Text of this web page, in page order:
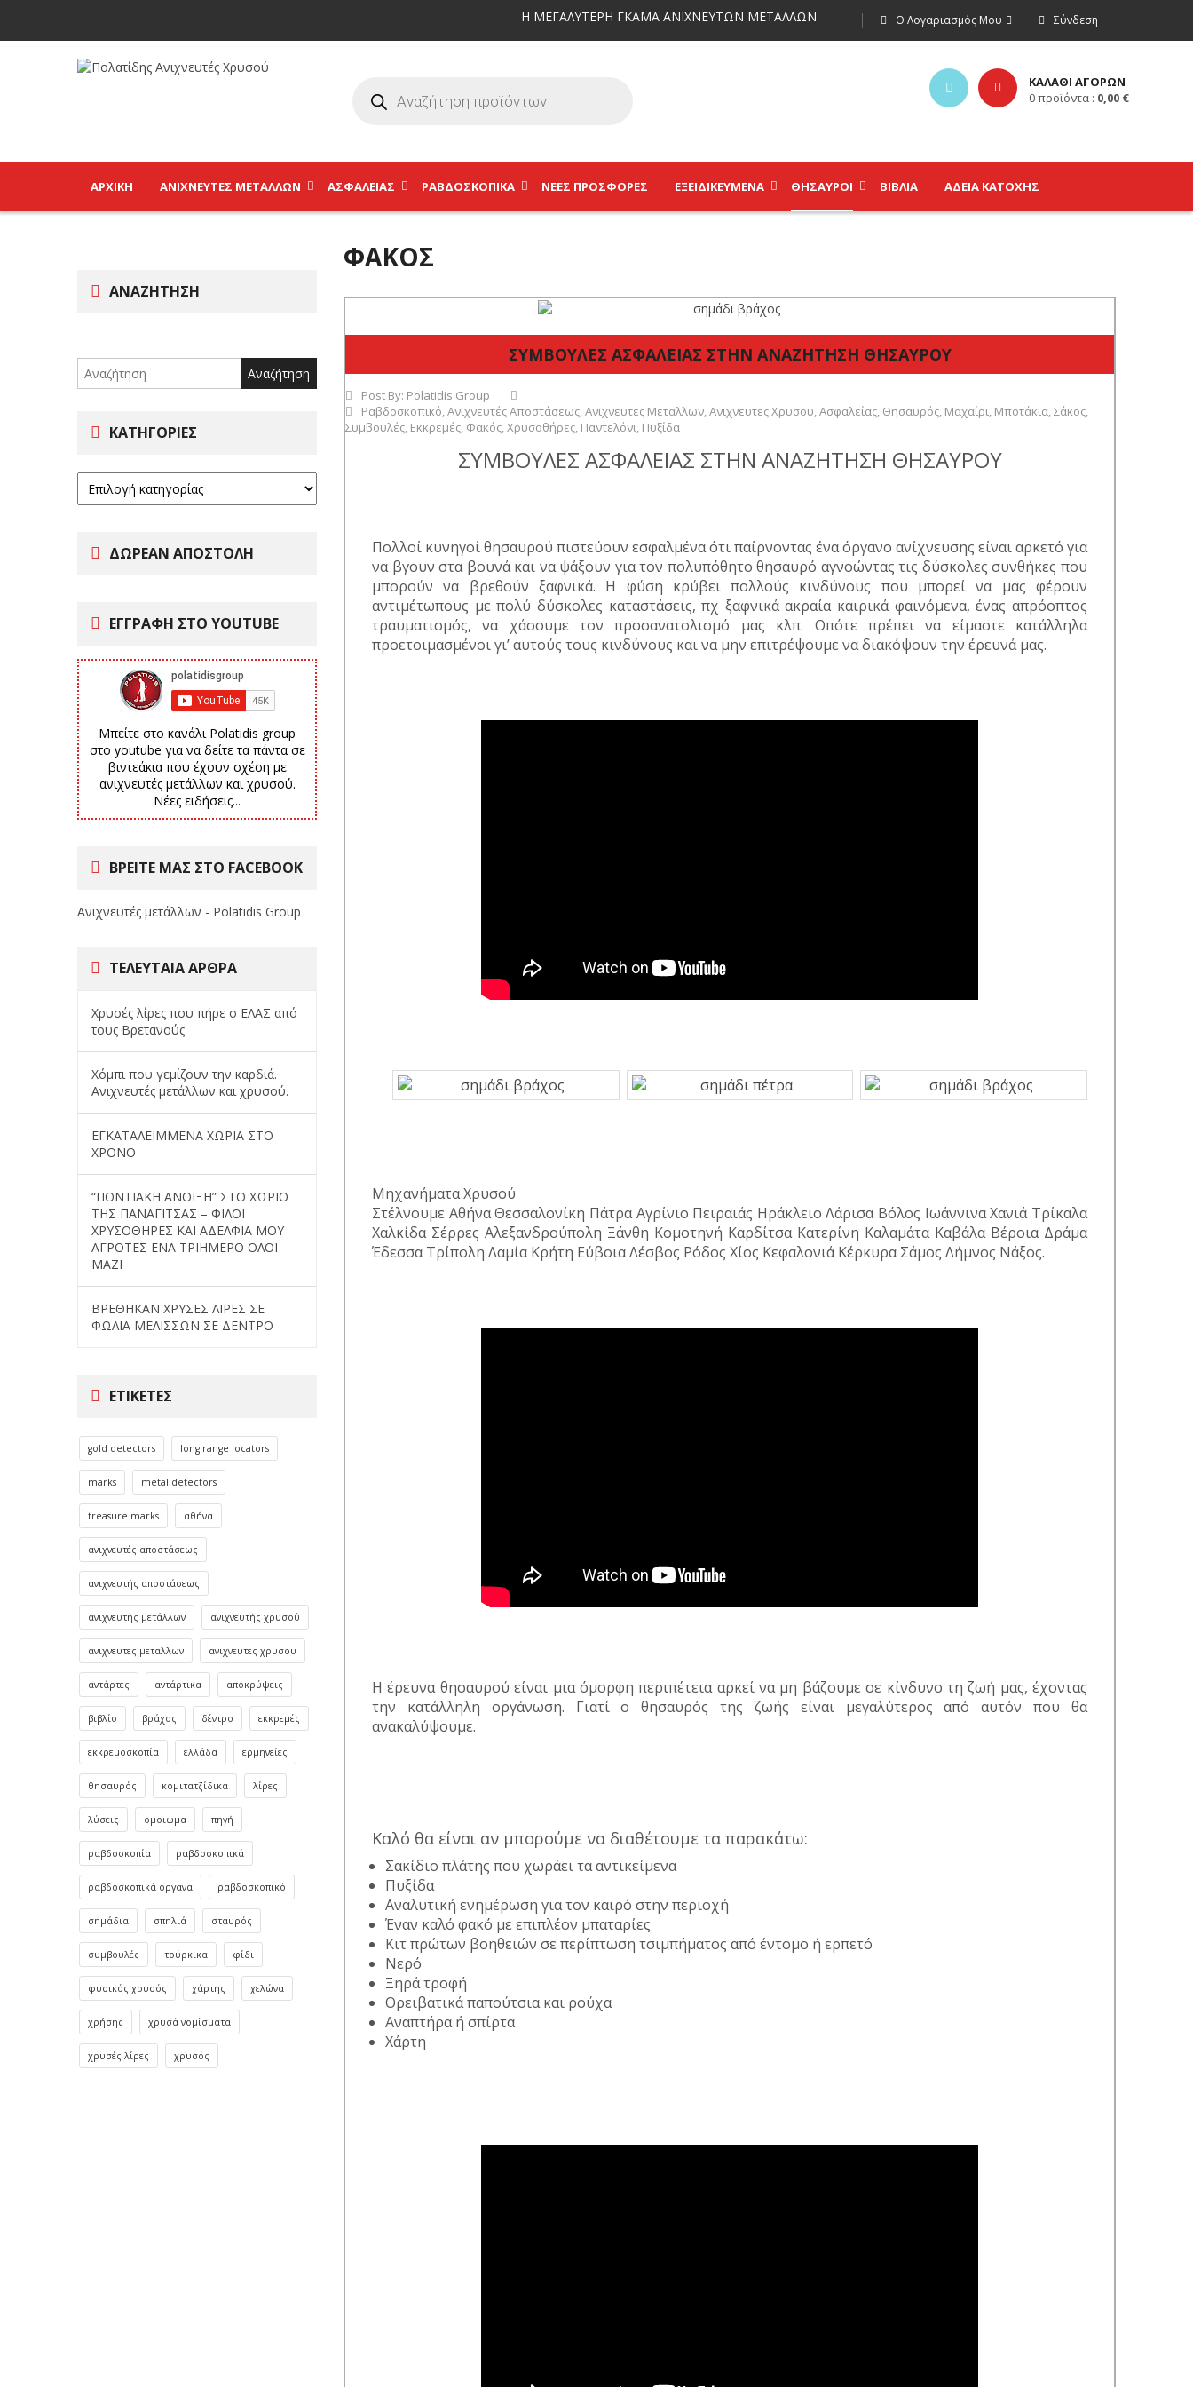
Σύνδεση
Ο Λογαριασμός Μου
Η ΜΕΓΑΛΥΤΕΡΗ ΓΚΑΜΑ ΑΝΙΧΝΕΥΤΩΝ ΜΕΤΑΛΛΩΝ
ΚΑΛΑΘΙ ΑΓΟΡΩΝ
0προϊόντα : 0,00 €
ΑΡΧΙΚΉ ΑΝΙΧΝΕΥΤΈΣ ΜΕΤΆΛΛΩΝ ΑΣΦΑΛΕΊΑΣ ΡΑΒΔΟΣΚΟΠΙΚΆ ΝΕΕΣ ΠΡΟΣΦΟΡΕΣ ΕΞΕΙΔΙΚΕΥΜΈΝΑ ΘΗΣΑΥΡΟΊ ΒΙΒΛΊΑ ΑΔΕΙΑ ΚΑΤΟΧΗΣ
ΑΝΑΖΉΤΗΣΗ
for:
ΚΑΤΗΓΟΡΊΕΣ
ΔΩΡΕΑΝ ΑΠΟΣΤΟΛΗ
ΕΓΓΡΑΦΗ ΣΤΟ YOUTUBE
Μπείτε στο κανάλι Polatidis group
στο youtube για να δείτε τα πάντα σε
βιντεάκια που έχουν σχέση με
ανιχνευτές μετάλλων και χρυσού.
Νέες ειδήσεις...
ΒΡΕΙΤΕ ΜΑΣ ΣΤΟ FACEBOOK
Ανιχνευτές μετάλλων - Polatidis Group
ΤΕΛΕΥΤΑΊΑ ΆΡΘΡΑ
Χρυσές λίρες που πήρε ο ΕΛΑΣ από
τους Βρετανούς
Χόμπι που γεμίζουν την καρδιά.
Ανιχνευτές μετάλλων και χρυσού.
ΕΓΚΑΤΑΛΕΙΜΜΕΝΑ ΧΩΡΙΑ ΣΤΟ
ΧΡΟΝΟ
“ΠΟΝΤΙΑΚΗ ΑΝΟΙΞΗ” ΣΤΟ ΧΩΡΙΟ
ΤΗΣ ΠΑΝΑΓΙΤΣΑΣ – ΦΙΛΟΙ
ΧΡΥΣΟΘΗΡΕΣ ΚΑΙ ΑΔΕΛΦΙΑ ΜΟΥ
ΑΓΡΟΤΕΣ ΕΝΑ ΤΡΙΗΜΕΡΟ ΟΛΟΙ
ΜΑΖΙ
ΒΡΕΘΗΚΑΝ ΧΡΥΣΕΣ ΛΙΡΕΣ ΣΕ
ΦΩΛΙΑ ΜΕΛΙΣΣΩΝ ΣΕ ΔΕΝΤΡΟ
ΕΤΙΚΈΤΕΣ
gold detectors long range locators
marks metal detectors
treasure marks αθήνα
ανιχνευτές αποστάσεως
ανιχνευτής αποστάσεως
ανιχνευτής μετάλλων ανιχνευτής χρυσού
ανιχνευτες μεταλλων ανιχνευτες χρυσου
αντάρτες αντάρτικα αποκρύψεις
βιβλίο βράχος δέντρο εκκρεμές
εκκρεμοσκοπία ελλάδα ερμηνείες
θησαυρός κομιτατζίδικα λίρες
λύσεις ομοιωμα πηγή
ραβδοσκοπία ραβδοσκοπικά
ραβδοσκοπικά όργανα ραβδοσκοπικό
σημάδια σπηλιά σταυρός
συμβουλές τούρκικα φίδι
φυσικός χρυσός χάρτης χελώνα
χρήσης χρυσά νομίσματα
χρυσές λίρες χρυσός
ΦΑΚΌΣ
ΣΥΜΒΟΥΛΕΣ ΑΣΦΑΛΕΙΑΣ ΣΤΗΝ ΑΝΑΖΗΤΗΣΗ ΘΗΣΑΥΡΟΥ
Post By: Polatidis Group
Ραβδοσκοπικό,Ανιχνευτές Αποστάσεως,Ανιχνευτες Μεταλλων,Ανιχνευτες Χρυσου,Ασφαλείας, Θησαυρός, Μαχαίρι, Μποτάκια,Σάκος,
Συμβουλές, Εκκρεμές, Φακός,Χρυσοθήρες, Παντελόνι, Πυξίδα
ΣΥΜΒΟΥΛΕΣ ΑΣΦΑΛΕΙΑΣ ΣΤΗΝ ΑΝΑΖΗΤΗΣΗ ΘΗΣΑΥΡΟΥ
Πολλοί κυνηγοί θησαυρού πιστεύουν εσφαλμένα ότι παίρνοντας ένα όργανο ανίχνευσης είναι αρκετό για
να βγουν στα βουνά και να ψάξουν για τον πολυπόθητο θησαυρό αγνοώντας τις δύσκολες συνθήκες που
μπορούν να βρεθούν ξαφνικά. Η φύση κρύβει πολλούς κινδύνους που μπορεί να μας φέρουν
αντιμέτωπους με πολύ δύσκολες καταστάσεις, πχ ξαφνικά ακραία καιρικά φαινόμενα, ένας απρόοπτος
τραυματισμός, να χάσουμε τον προσανατολισμό μας κλπ. Οπότε πρέπει να είμαστε κατάλληλα
προετοιμασμένοι γι’ αυτούς τους κινδύνους και να μην επιτρέψουμε να διακόψουν την έρευνά μας.
Μηχανήματα Χρυσού
Στέλνουμε Αθήνα Θεσσαλονίκη Πάτρα Αγρίνιο Πειραιάς Ηράκλειο Λάρισα Βόλος Ιωάννινα Χανιά Τρίκαλα
Χαλκίδα Σέρρες Αλεξανδρούπολη Ξάνθη Κομοτηνή Καρδίτσα Κατερίνη Καλαμάτα Καβάλα Βέροια Δράμα
Έδεσσα Τρίπολη Λαμία Κρήτη Εύβοια Λέσβος Ρόδος Χίος Κεφαλονιά Κέρκυρα Σάμος Λήμνος Νάξος.
Η έρευνα θησαυρού είναι μια όμορφη περιπέτεια αρκεί να μη βάζουμε σε κίνδυνο τη ζωή μας, έχοντας
την κατάλληλη οργάνωση. Γιατί ο θησαυρός της ζωής είναι μεγαλύτερος από αυτόν που θα
ανακαλύψουμε.
Καλό θα είναι αν μπορούμε να διαθέτουμε τα παρακάτω:
Σακίδιο πλάτης που χωράει τα αντικείμενα
Πυξίδα
Αναλυτική ενημέρωση για τον καιρό στην περιοχή
Έναν καλό φακό με επιπλέον μπαταρίες
Κιτ πρώτων βοηθειών σε περίπτωση τσιμπήματος από έντομο ή ερπετό
Νερό
Ξηρά τροφή
Ορειβατικά παπούτσια και ρούχα
Αναπτήρα ή σπίρτα
Χάρτη